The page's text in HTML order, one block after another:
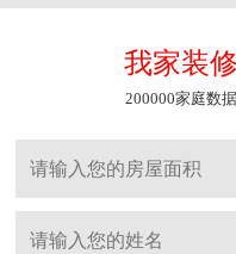
我家装
200000家庭数